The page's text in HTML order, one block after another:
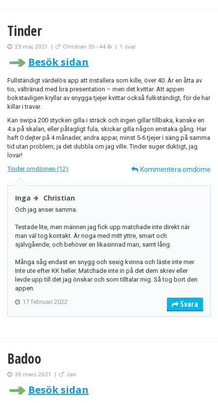
Tinder
23 maj 2021 | Christian 35–44 år | 1 svar
Besök sidan
Fullständigt värdelös app att installera som kille, över 40. Är en åtta av
tio, vältränad med bra presentation – men det kvittar. Att appen
bokstavligen kryllar av snygga tjejer kvittar också fulkständigt, för de har
killar i travar.
Kan swipa 200 stycken gilla i sträck och ingen gillar tillbaka, kanske en
4:a på skalan, eller påtagligt fula, skickar gilla någon enstaka gång. Har
haft 0 dejter på 4 månader, andra appar, minst 5-6 tjejer i säng på samma
tid utan problem, ja det dubbla om jag ville. Tinder suger duktigt, jag
lovar!
Tinder omdömen (12)
Kommentera omdöme
Inga Christian
Och jag anser samma.
Testade lite, men männen jag fick upp matchade inte direkt när
man väl tog kontakt. Är noga med mitt yttre, smart och
självgående, och behöver en likasinnad man, samt lång.
Många såg endast en snygg och sexig kvinna och läste inte mer.
Inte ute efter KK heller. Matchade inte in på det dem skrev eller
levde upp till det jag önskar och som tilltalar mig. Så tog bort den
appen.
17 februari 2022
Svara
Badoo
30 mars 2021 | Jan
Besök sidan